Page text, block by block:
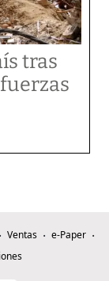
tras
Ventas
e-Paper